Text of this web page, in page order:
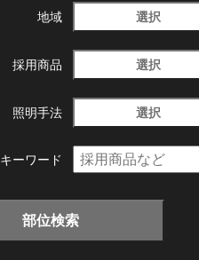
地域 選択
採用商品 選択
照明手法 選択
キーワード
部位検索